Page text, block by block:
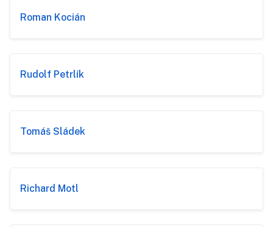
Roman Kocián
Rudolf Petrlík
Tomáš Sládek
Richard Motl